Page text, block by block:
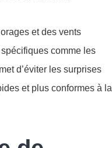
et des vents
comme les
d’éviter les surprises
et plus conformes à la